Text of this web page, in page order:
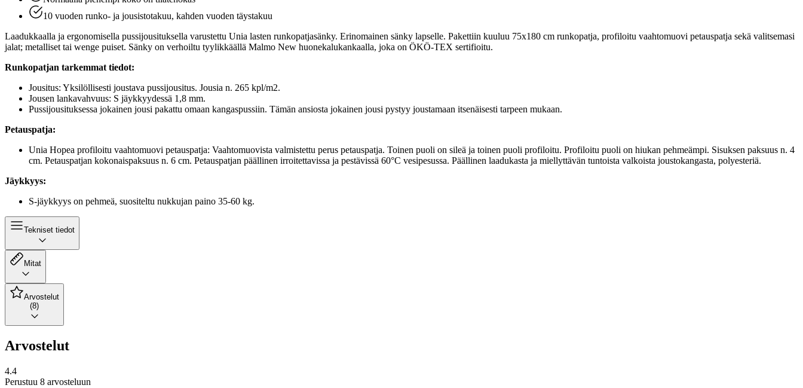
10 vuoden runko- ja jousistotakuu, kahden vuoden täystakuu
Laadukkaalla ja ergonomisella pussijousituksella varustettu Unia lasten runkopatjasänky. Erinomainen sänky lapselle. Pakettiin kuuluu 75x180 cm runkopatja, profiloitu vaahtomuovi petauspatja sekä valitsemasi
jalat; metalliset tai wenge puiset. Sänky on verhoiltu tyylikkäällä Malmo New huonekalukankaalla, joka on ÖKÖ-TEX sertifioitu.
Runkopatjan tarkemmat tiedot:
Jousitus: Yksilöllisesti joustava pussijousitus. Jousia n. 265 kpl/m2.
Jousen lankavahvuus: S jäykkyydessä 1,8 mm.
Pussijousituksessa jokainen jousi pakattu omaan kangaspussiin. Tämän ansiosta jokainen jousi pystyy joustamaan itsenäisesti tarpeen mukaan.
Petauspatja:
Unia Hopea profiloitu vaahtomuovi petauspatja: Vaahtomuovista valmistettu perus petauspatja. Toinen puoli on sileä ja toinen puoli profiloitu. Profiloitu puoli on hiukan pehmeämpi. Sisuksen paksuus n. 4
cm. Petauspatjan kokonaispaksuus n. 6 cm. Petauspatjan päällinen irroitettavissa ja pestävissä 60°C vesipesussa. Päällinen laadukasta ja miellyttävän tuntoista valkoista joustokangasta, polyesteriä.
Jäykkyys:
S-jäykkyys on pehmeä, suositeltu nukkujan paino 35-60 kg.
Tekniset tiedot
Mitat
Arvostelut
(8)
Arvostelut
4.4
Perustuu 8 arvosteluun